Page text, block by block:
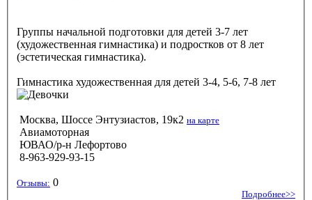
Группы начальной подготовки для детей 3-7 лет
(художественная гимнастика) и подростков от 8 лет
(эстетическая гимнастика).
Гимнастика художественная для детей 3-4, 5-6, 7-8 лет
Москва, Шоссе Энтузиастов, 19к2 на карте
Авиамоторная
ЮВАО/р-н Лефортово
8-963-929-93-15
Отзывы: 0
Подробнее>>